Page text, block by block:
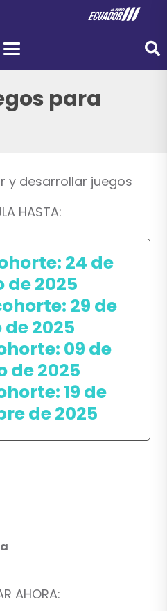
para
y desarrollar juegos
HASTA:
24 de
de 2025
29 de
2025
09 de
de 2025
19 de
de 2025
AHORA: